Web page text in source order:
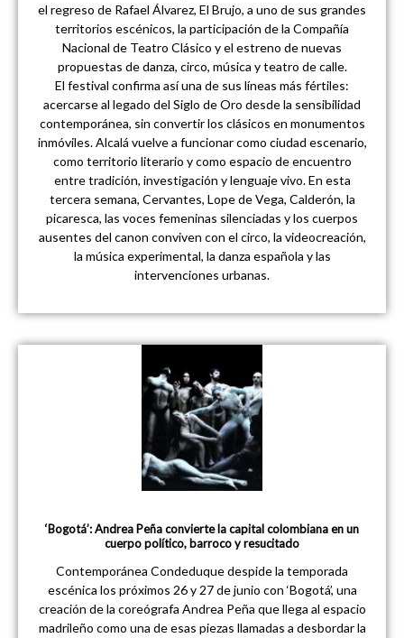
el regreso de Rafael Álvarez, El Brujo, a uno de sus grandes
territorios escénicos, la participación de la Compañía
Nacional de Teatro Clásico y el estreno de nuevas
propuestas de danza, circo, música y teatro de calle.
El festival confirma así una de sus líneas más fértiles:
acercarse al legado del Siglo de Oro desde la sensibilidad
contemporánea, sin convertir los clásicos en monumentos
inmóviles. Alcalá vuelve a funcionar como ciudad escenario,
como territorio literario y como espacio de encuentro
entre tradición, investigación y lenguaje vivo. En esta
tercera semana, Cervantes, Lope de Vega, Calderón, la
picaresca, las voces femeninas silenciadas y los cuerpos
ausentes del canon conviven con el circo, la videocreación,
la música experimental, la danza española y las
intervenciones urbanas.
‘Bogotá’: Andrea Peña convierte la capital colombiana en un
cuerpo político, barroco y resucitado
Contemporánea Condeduque despide la temporada
escénica los próximos 26 y 27 de junio con ‘Bogotá’, una
creación de la coreógrafa Andrea Peña que llega al espacio
madrileño como una de esas piezas llamadas a desbordar la